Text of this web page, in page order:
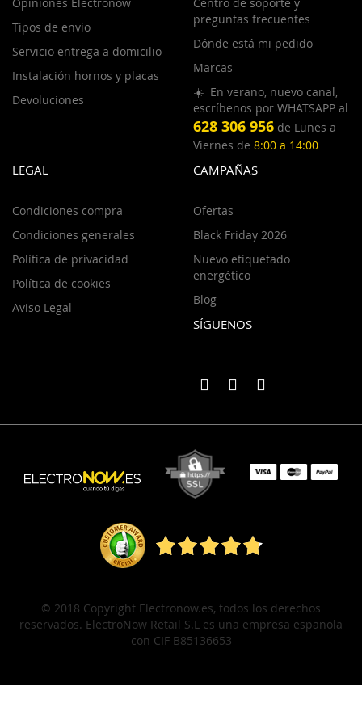
Tipos de envio
Servicio entrega a domicilio
Instalación hornos y placas
Devoluciones
preguntas frecuentes
Dónde está mi pedido
Marcas
☀️ En verano, nuevo canal,
escríbenos por WHATSAPP al
628 306 956 de Lunes a
Viernes de 8:00 a 14:00
LEGAL
Condiciones compra
Condiciones generales
Política de privacidad
Política de cookies
Aviso Legal
CAMPAÑAS
Ofertas
Black Friday 2026
Nuevo etiquetado
energético
Blog
SÍGUENOS
© 2018 Copyright Electronow.es, todos los derechos
reservados. ElectroNow Retail S.L es una empresa española
con CIF B85136653